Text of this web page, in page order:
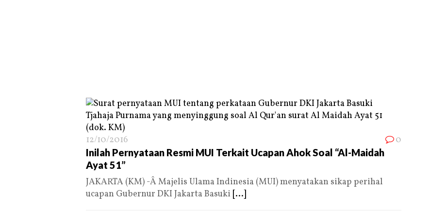
12/10/2016 0
Inilah Pernyataan Resmi MUI Terkait Ucapan Ahok Soal “Al-Maidah
Ayat 51”
JAKARTA (KM) -Â Majelis Ulama Indinesia (MUI) menyatakan sikap perihal
ucapan Gubernur DKI Jakarta Basuki [...]